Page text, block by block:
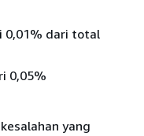
0,01% dari total
0,05%
yang